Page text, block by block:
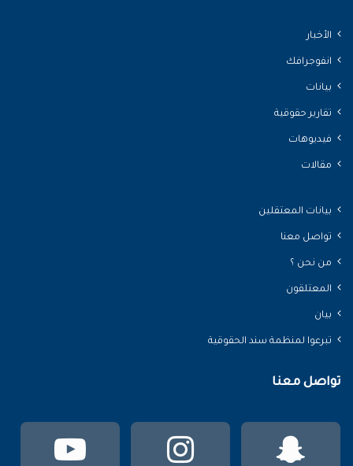
الأخبار
انفوجرافك
بيانات
تقارير حقوقية
فيديوهات
مقالات
بيانات المعتقلين
تواصل معنا
من نحن ؟
المعتلقون
بيان
تبرعوا لمنظمة سند الحقوقية
تواصل معنا
انستقرام سناب